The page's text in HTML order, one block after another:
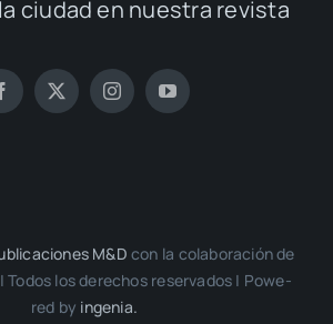
ciu­dad en nues­tra revis­ta
M&D con la cola­bo­ra­ción de
| Todos los dere­chos reser­va­dos | Powe­
red by inge­nia.